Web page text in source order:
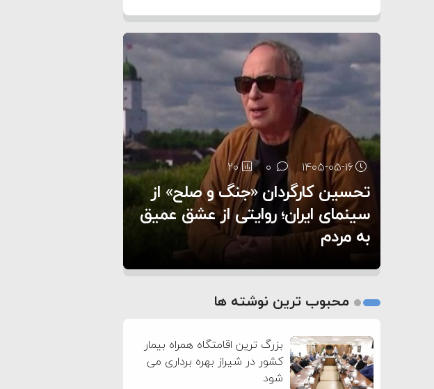
سپاه: دو نفتکش متخلف مورد اصابت قرار گرفته و متوقف شدند
۱۲:۵۹
ترامپ مدعی توافق تاریخی برای خلع سلاح کامل حماس شد
۸:۵۷
اعتراض عراقچی به همتای بلغارستانی به دلیل کمک به آمریکا در حملات به
ایران
۱۶:۱۹
کشورهایی که به متجاوزان کمک می کنند پاسخ سختی خواهند گرفت
۱۰:۱۵
سنتکام پایان تجاوز جدید به ایران را اعلام کرد
۶:۰۵
۱۴۰۵-۰۵-۱۶
20
تحسین کارگردان «جنگ و صلح» از
سینمای ایران؛ روایتی از عشق عمیق
به مردم
۱۴۰۵-۰۵-۱۴ 0
4
۵ شهر افسانه‌ای هخامنشی که هنوز
هم زنده هستند
۱۴۰۵-۰۵-۱۳ 0
45
هر گریه‌ای نشانه گرسنگی نیست؛
چطور زبان نوزادمان را بفهمیم؟
2
محبوب ترین نوشته ها
بزرگ ترین اقامتگاه همراه بیمار
کشور در شیراز بهره برداری می
شود